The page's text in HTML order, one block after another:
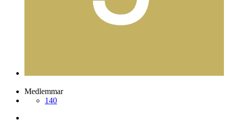
Medlemmar
140